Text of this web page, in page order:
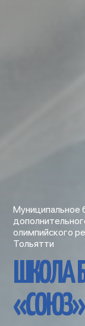
олимпийского
Тольятти
ШКОЛА
«СОЮЗ»